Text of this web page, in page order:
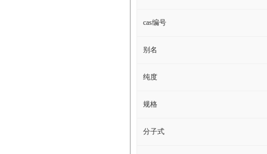
cas编号
别名
纯度
规格
分子式